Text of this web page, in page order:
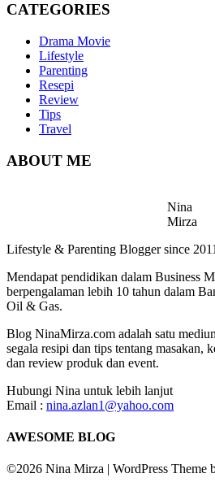
CATEGORIES
Drama Movie
Lifestyle
Parenting
Resepi
Review
Tips
Travel
ABOUT ME
Nina
Mirza
Lifestyle & Parenting Blogger since
Mendapat pendidikan dalam Business
berpengalaman lebih 10 tahun dalam
Oil & Gas.
Blog NinaMirza.com adalah satu
segala resipi dan tips tentang masakan,
dan review produk dan event.
Hubungi Nina untuk lebih lanjut
Email : nina.azlan1@yahoo.com
AWESOME BLOG
©2026 Nina Mirza | WordPress Theme